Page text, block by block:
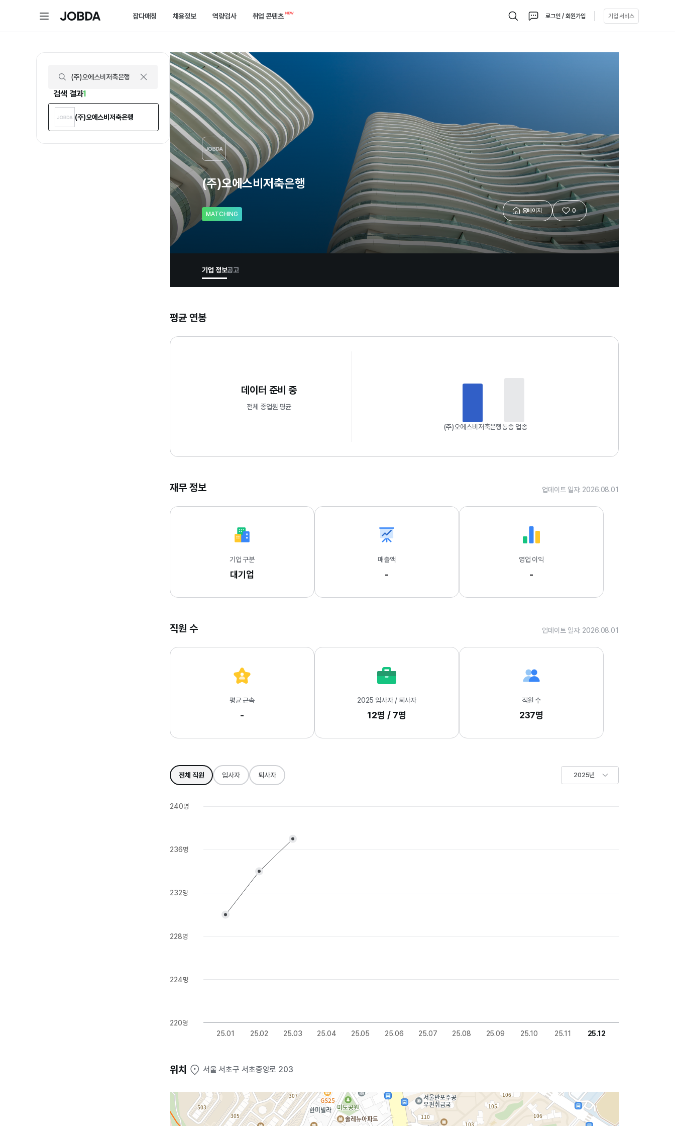
J
A
잡다매칭
매칭에 대한 모든 정보를 한곳에서 확인하세요.
잡다매칭 소개
스펙아닌 역량으로 취업하는 방법을 알려드릴게요.
채용정보
채용 스케줄을 놓치지 말고 관리해 보세요.
채용 공고
내가 선택한 필터로 공고를 쉽게 찾아보세요.
역량검사
750개 이상의 기업에서 확인하는 ‘진짜’ 역량을 진단해 보세요.
개발자 검사
실무와 가장 유사한 실전 개발 역량을 진단해 보세요.
취업 콘텐츠
지원부터 합격까지 필요한 정보들이 모여있어요.
기출 면접 연습
기업별 예상 면접 질문 확인과 면접 연습을 할 수 있어요.
검
채
로그인 / 회원가입 기업 서비스
검색 결과1
(주)오에스비저축은행
(주)오에스비저축은행
MATCHING 홈페이지 0
기업 정보공고
평균 연봉
데이터 준비 중
전체 종업원 평균
(주)오에스비저축은행동종 업종
재무 정보 업데이트 일자: 2026.08.01
기업 구분
대기업
매출액
-
영업 이익
-
직원 수 업데이트 일자: 2026.08.01
평균 근속
-
2025 입사자 / 퇴사자
12명 / 7명
직원 수
237명
전체 직원 입사자 퇴사자 2025년
240명
236명
232명
228명
224명
220명
25.01
25.02 25.03 25.04 25.05 25.06 25.07 25.08 25.09 25.10 25.11 25.12
위치 서울 서초구 서초중앙로 203